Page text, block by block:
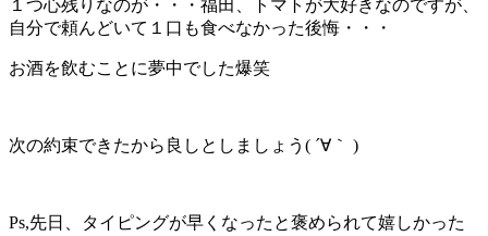
１つ心残りなのが・・・福田、トマトが大好きなのですが、
自分で頼んどいて１口も食べなかった後悔・・・
お酒を飲むことに夢中でした爆笑
次の約束できたから良しとしましょう( ´∀｀ )
Ps,先日、タイピングが早くなったと褒められて嬉しかった